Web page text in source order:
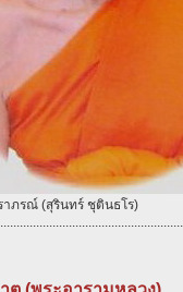
าภรณ์ (สุรินทร์ ชุตินธโร)